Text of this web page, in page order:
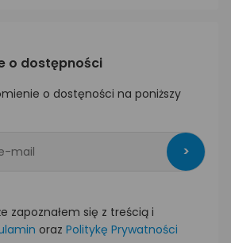
o dostępności
o dostęności na poniższy
>
zapoznałem się z treścią i
oraz Politykę Prywatności